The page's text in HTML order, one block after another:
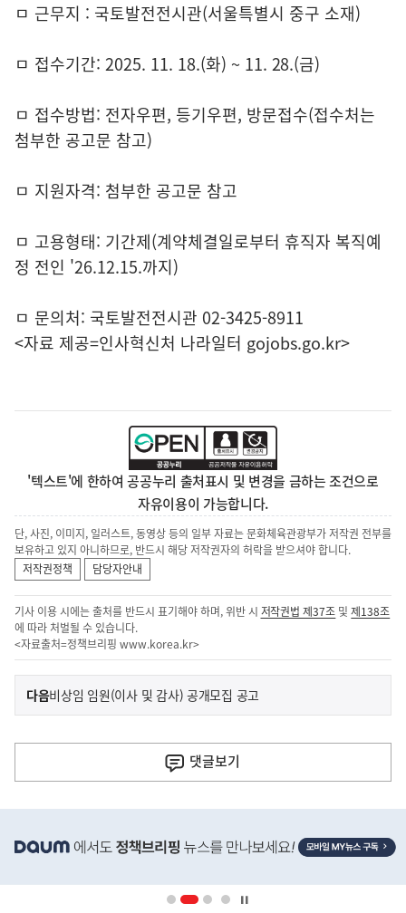
ㅁ 근무지 : 국토발전전시관(서울특별시 중구 소재)
ㅁ 접수기간: 2025. 11. 18.(화) ~ 11. 28.(금)
ㅁ 접수방법: 전자우편, 등기우편, 방문접수(접수처는
첨부한 공고문 참고)
ㅁ 지원자격: 첨부한 공고문 참고
ㅁ 고용형태: 기간제(계약체결일로부터 휴직자 복직예
정 전인 '26.12.15.까지)
ㅁ 문의처: 국토발전전시관 02-3425-8911
<자료 제공=인사혁신처 나라일터 gojobs.go.kr>
'텍스트'에 한하여 공공누리 출처표시 및 변경을 금하는 조건으로
자유이용이 가능합니다.
단, 사진, 이미지, 일러스트, 동영상 등의 일부 자료는 문화체육관광부가 저작권 전부를
보유하고 있지 아니하므로, 반드시 해당 저작권자의 허락을 받으셔야 합니다.
저작권정책
담당자안내
기사 이용 시에는 출처를 반드시 표기해야 하며, 위반 시 저작권법 제37조 및제138조
에 따라 처벌될 수 있습니다.
<자료출처=정책브리핑 www.korea.kr>
이
전
다
음
기
다음기
사
비상임 임원(이사 및 감사) 공개모집 공고
댓글보기
단
배